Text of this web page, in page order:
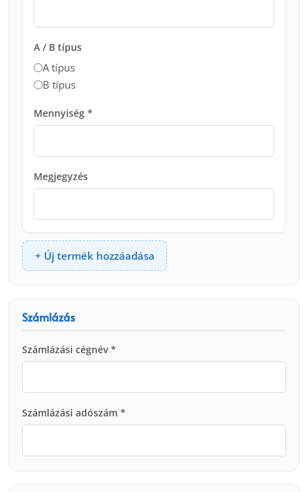
A / B típus
A típus
B típus
Mennyiség *
Megjegyzés
+ Új termék hozzáadása
Számlázás
Számlázási cégnév *
Számlázási adószám *